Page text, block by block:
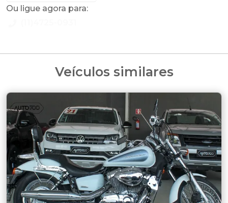
Ou ligue agora para:
Veículos similares